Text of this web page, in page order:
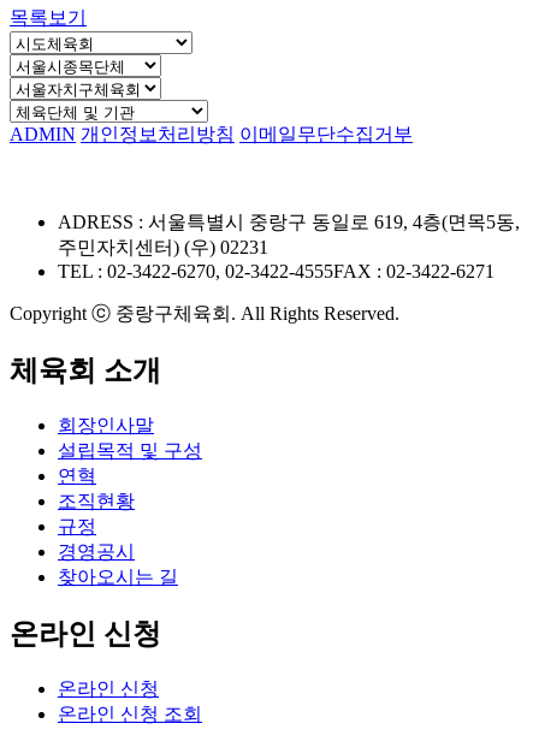
목록보기
ADMIN 개인정보처리방침 이메일무단수집거부
ADRESS : 서울특별시 중랑구 동일로 619, 4층(면목5동,
주민자치센터) (우) 02231
TEL : 02-3422-6270, 02-3422-4555FAX : 02-3422-6271
Copyright ⓒ 중랑구체육회. All Rights Reserved.
체육회 소개
회장인사말
설립목적 및 구성
연혁
조직현황
규정
경영공시
찾아오시는 길
온라인 신청
온라인 신청
온라인 신청 조회